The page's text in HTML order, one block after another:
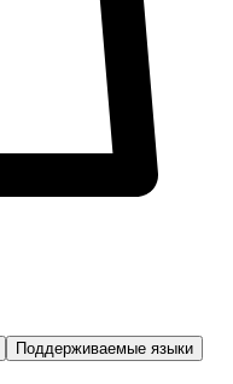
Поддерживаемые языки